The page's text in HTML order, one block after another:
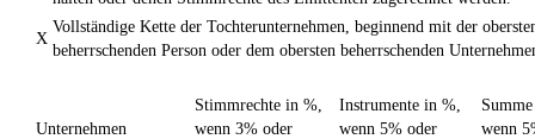
X
Vollständige Kette der Tochterunternehmen, beginnend mit der
beherrschenden Person oder dem obersten beherrschenden
Unternehmen
Stimmrechte in %,
wenn 3% oder
Instrumente in %,
wenn 5% oder
wenn